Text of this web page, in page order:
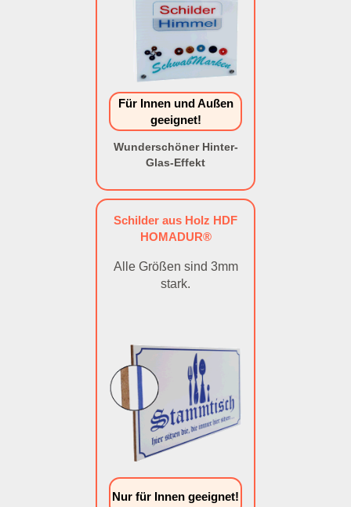
Für Innen und Außen
geeignet!
Wunderschöner Hinter-
Glas-Effekt
Schilder aus Holz HDF
HOMADUR®
Alle Größen sind 3mm
stark.
Nur für Innen geeignet!